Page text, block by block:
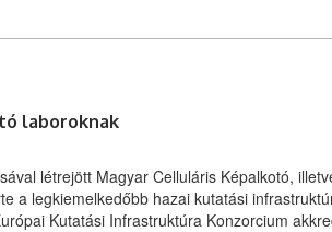
laboroknak
létrejött Magyar Celluláris Képalkotó,
a legkiemelkedőbb hazai kutatási
Kutatási Infrastruktúra Konzorcium